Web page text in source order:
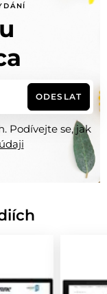
ODESLAT
Podívejte se, jak